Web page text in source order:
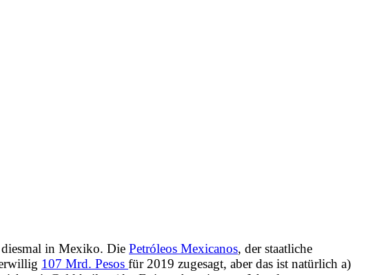
in Mexiko. Die Petróleos Mexicanos, der staatliche
107 Mrd. Pesos für 2019 zugesagt, aber das ist natürlich a)